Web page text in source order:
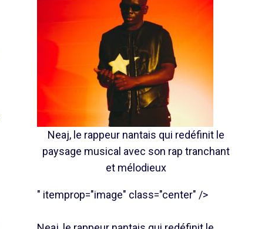
Neaj, le rappeur nantais qui redéfinit le
paysage musical avec son rap tranchant
et mélodieux
" itemprop="image" class="center" />